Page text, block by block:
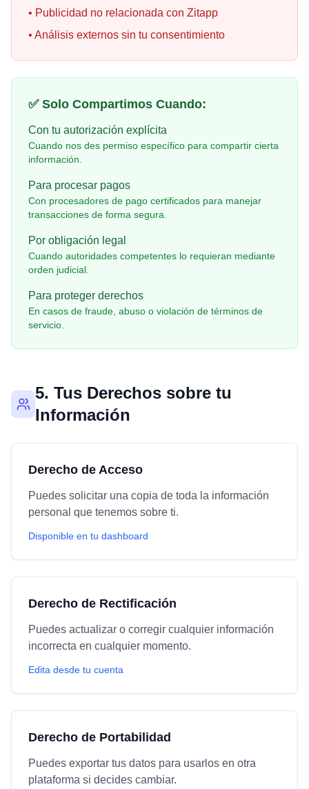
• Publicidad no relacionada con Zitapp
• Análisis externos sin tu consentimiento
✅ Solo Compartimos Cuando:
Con tu autorización explícita
Cuando nos des permiso específico para compartir cierta
información.
Para procesar pagos
Con procesadores de pago certificados para manejar
transacciones de forma segura.
Por obligación legal
Cuando autoridades competentes lo requieran mediante
orden judicial.
Para proteger derechos
En casos de fraude, abuso o violación de términos de
servicio.
5. Tus Derechos sobre tu
Información
Derecho de Acceso
Puedes solicitar una copia de toda la información
personal que tenemos sobre ti.
Disponible en tu dashboard
Derecho de Rectificación
Puedes actualizar o corregir cualquier información
incorrecta en cualquier momento.
Edita desde tu cuenta
Derecho de Portabilidad
Puedes exportar tus datos para usarlos en otra
plataforma si decides cambiar.